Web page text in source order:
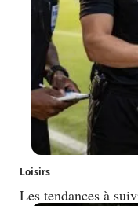
Loisirs
Les tendances à